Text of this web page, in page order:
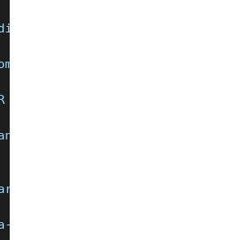
scenarios and
the testing process.
parsers interactively.
edge cases to ensure that
parser-of-a-file